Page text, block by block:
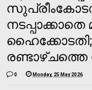
നടപ്പാക്കാതെ
ഹൈക്കോടതി;
0 Monday, 25 May 2026